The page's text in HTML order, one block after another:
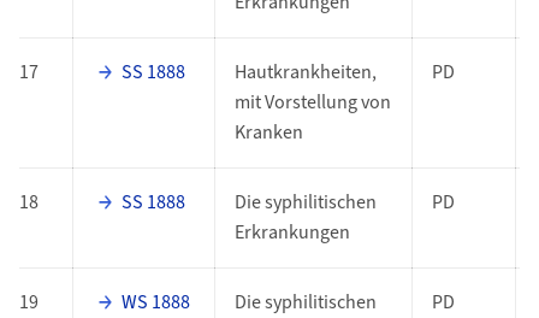
17 SS 1888
Hautkrankheiten,
mit Vorstellung von
Kranken
PD
18 SS 1888
Die syphilitischen
Erkrankungen
PD
19 WS 1888
Die syphilitischen
PD